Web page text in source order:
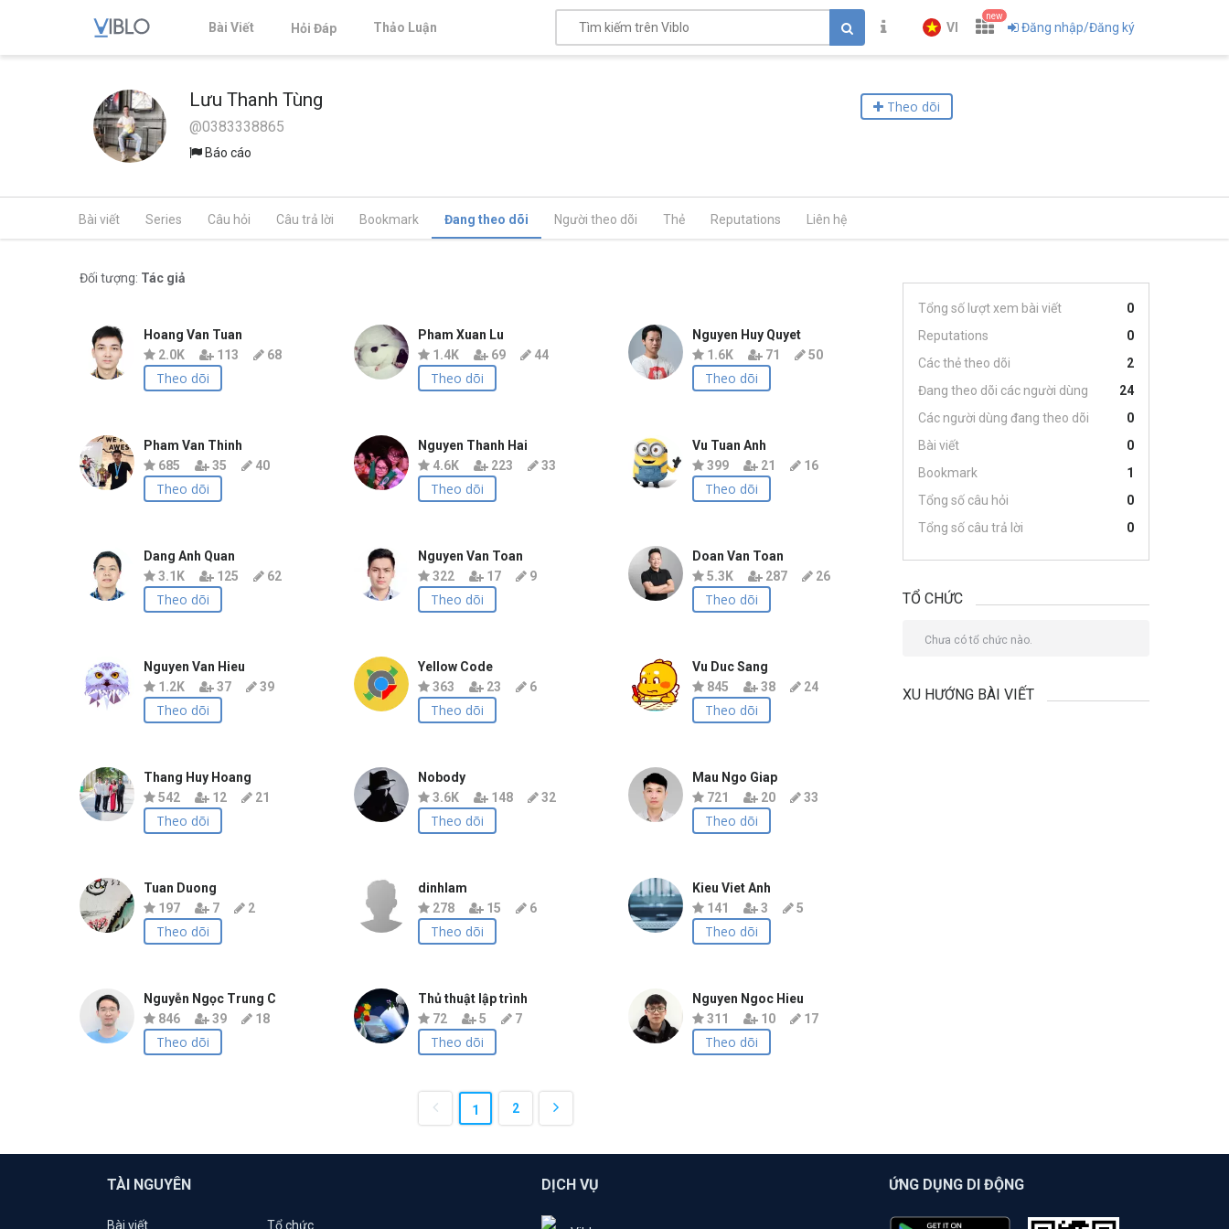
Bài Viết Hỏi Đáp Thảo Luận VI
new
Đăng nhập/Đăng ký
Lưu Thanh Tùng
@0383338865
Báo cáo
Theo dõi
Bài viết Series Câu hỏi Câu trả lời Bookmark Đang theo dõi Người theo dõi Thẻ Reputations Liên hệ
Đối tượng: Tác giả
Hoang Van Tuan
2.0K
113 68
Theo dõi
Pham Xuan Lu
1.4K
69 44
Theo dõi
Nguyen Huy Quyet
1.6K
71 50
Theo dõi
Pham Van Thinh
685
35 40
Theo dõi
Nguyen Thanh Hai
4.6K
223 33
Theo dõi
Vu Tuan Anh
399
21 16
Theo dõi
Dang Anh Quan
3.1K
125 62
Theo dõi
Nguyen Van Toan
322
17 9
Theo dõi
Doan Van Toan
5.3K
287 26
Theo dõi
Nguyen Van Hieu
1.2K
37 39
Theo dõi
Yellow Code
363
23 6
Theo dõi
Vu Duc Sang
845
38 24
Theo dõi
Thang Huy Hoang
542
12 21
Theo dõi
Nobody
3.6K
148 32
Theo dõi
Mau Ngo Giap
721
20 33
Theo dõi
Tuan Duong
197
7 2
Theo dõi
dinhlam
278
15 6
Theo dõi
Kieu Viet Anh
141
3 5
Theo dõi
Nguyễn Ngọc Trung C
846
39 18
Theo dõi
Thủ thuật lập trình
72
5 7
Theo dõi
Nguyen Ngoc Hieu
311
10 17
Theo dõi
1 2
Tổng số lượt xem bài viết
0
Reputations
0
Các thẻ theo dõi
2
Đang theo dõi các người dùng
24
Các người dùng đang theo dõi
0
Bài viết
0
Bookmark
1
Tổng số câu hỏi
0
Tổng số câu trả lời
0
TỔ CHỨC
Chưa có tổ chức nào.
XU HƯỚNG BÀI VIẾT
TÀI NGUYÊN
Bài viết Tổ chức
DỊCH VỤ ỨNG DỤNG DI ĐỘNG